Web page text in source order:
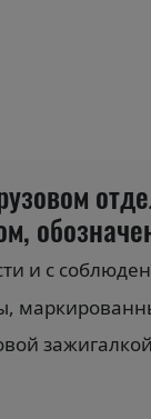
и с
зажигалкой